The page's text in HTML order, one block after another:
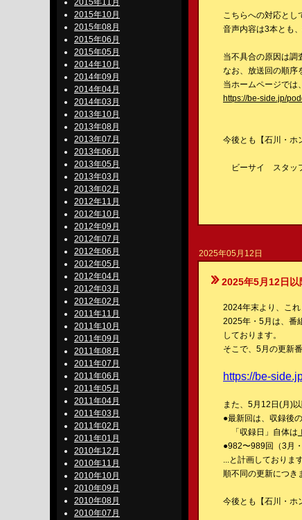
2015年11月
2015年10月
2015年08月
2015年06月
2015年05月
2014年10月
2014年09月
2014年04月
2014年03月
2013年10月
2013年08月
2013年07月
2013年06月
2013年05月
2013年03月
2013年02月
2012年11月
2012年10月
2012年09月
2012年07月
2012年06月
2012年05月
2012年04月
2012年03月
2012年02月
2011年11月
2011年10月
2011年09月
2011年08月
2011年07月
2011年06月
2011年05月
2011年04月
2011年03月
2011年02月
2011年01月
2010年12月
2010年11月
2010年10月
2010年09月
2010年08月
2010年07月
こちらへの対応とし
音声内容は3本とも
当不具合の原因は調
なお、放送回の順序
当ホームページでは
https://be-side.jp/
今後とも【石川・ホ
ビーサイ スタッ
2025年05月12日
2025年5月12日以
2024年末より、これ
2025年・5月は、番
しております。
そこで、5月の更新
https://be-
また、5月12日(月)
●最新回は、収録後
「収録日」自体は
●982〜989回（3月
...と計画しております
順不同の更新につき
今後とも【石川・ホ